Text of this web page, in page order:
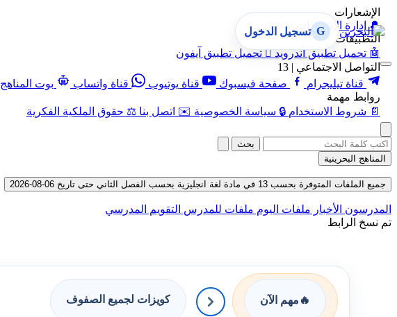
الإشعارات
🔔 إدارة الإشعارات
التطبيقات
🤖 تحميل تطبيق أندرويد  تحميل تطبيق آيفون
التواصل الاجتماعي | 13
قناة تيليجرام
صفحة فيسبوك قناة يوتيوب قناة واتساب
بوت المناهج
روابط مهمة
📄 شروط الاستخدام 🔒 سياسة الخصوصية ✉️ اتصل بنا ⚖️ حقوق الملكية الفكرية
G تسجيل الدخول
بحث
المناهج البحرينية
جميع الملفات المتوفرة بحسب 13 في مادة لغة انجليزية بحسب الفصل الثاني حتى تاريخ 06-08-2026
المدرسون الأخبار ملفات اليوم ملفات للمدرس التقويم المدرسي
تم نسخ الرابط
🔥 مهم الآن كويزات لجميع الصفوف